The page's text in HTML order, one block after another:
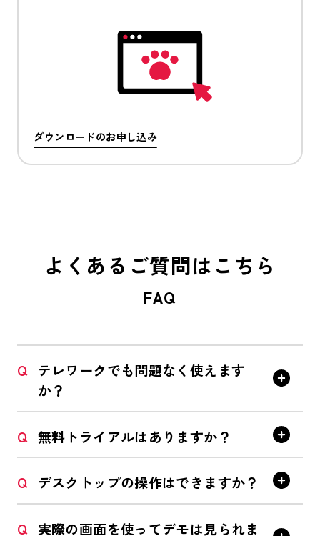
ダウンロードのお申し込み
よくあるご質問はこちら
FAQ
Q テレワークでも問題なく使えます
か？
Q 無料トライアルはありますか？
Q デスクトップの操作はできますか？
Q 実際の画面を使ってデモは見られま